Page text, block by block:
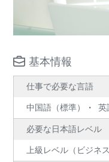
基本情報
仕事で必要な言語
中国語（標準） 英
必要な日本語レベル
上級レベル（ビジネス